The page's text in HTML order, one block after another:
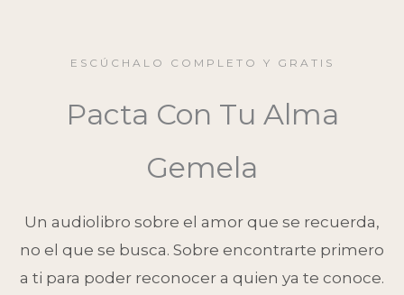
ESCÚCHALO COMPLETO Y GRATIS
Pacta Con Tu Alma
Gemela
Un audiolibro sobre el amor que se recuerda,
no el que se busca. Sobre encontrarte primero
a ti para poder reconocer a quien ya te conoce.